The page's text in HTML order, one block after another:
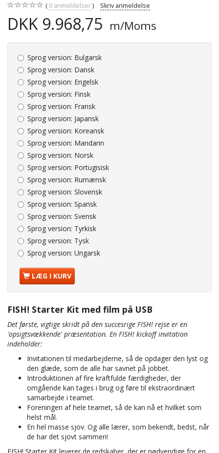
0 anmeldelser Skriv anmeldelse
DKK 9.968,75 m/Moms
Sprog version: Bulgarsk
Sprog version: Dansk
Sprog version: Engelsk
Sprog version: Finsk
Sprog version: Fransk
Sprog version: Japansk
Sprog version: Koreansk
Sprog version: Mandarin
Sprog version: Norsk
Sprog version: Portugisisk
Sprog version: Rumænsk
Sprog version: Slovensk
Sprog version: Spansk
Sprog version: Svensk
Sprog version: Tyrkisk
Sprog version: Tysk
Sprog version: Ungarsk
LÆG I KURV
FISH! Starter Kit med film på USB
Det første, vigtige skridt på den succesrige FISH! rejse er en
'opsigtsvækkende' præsentation. En FISH! kickoff invitation
indeholder:
Invitationen til medarbejderne, så de opdager den lyst og
den glæde, som de alle har savnet på jobbet.
Introduktionen af fire kraftfulde færdigheder, der
omgående kan tages i brug og føre til ekstraordinært
samarbejde i teamet.
Foreningen af hele teamet, så de kan nå et hvilket som
helst mål.
En hel masse sjov. Og alle lærer, som bekendt, bedst, når
de har det sjovt sammen!